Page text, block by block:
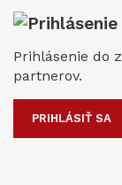
Prihlásenie do
partnerov.
PRIHLÁSIŤ SA